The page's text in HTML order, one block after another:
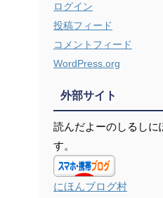
ログイン
投稿フィード
コメントフィード
WordPress.org
外部サイト
読んだよーのしるしに
す。
にほんブログ村